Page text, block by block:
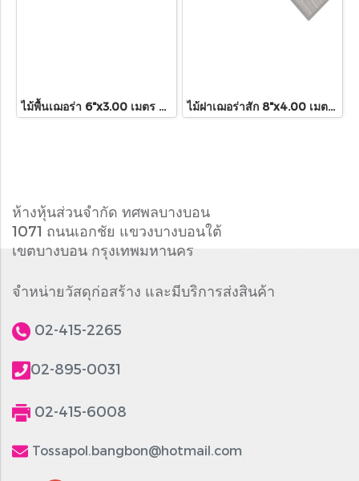
ไม้พื้นเฌอร่า 6"x3.00 เมตร ขาวมะลิ ไม้ฝาเฌอร่าสัก 8"x4.00 เมตร(สีธรรมชาติ)
ห้างหุ้นส่วนจำกัด ทศพลบางบอน
1071 ถนนเอกชัย แขวงบางบอนใต้
เขตบางบอน กรุงเทพมหานคร
จำหน่ายวัสดุก่อสร้าง และมีบริการส่งสินค้า
02-415-2265
02-895-0031
02-415-6008
Tossapol.bangbon@hotmail.com